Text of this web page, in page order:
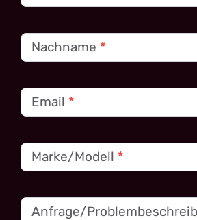
Nachname *
Email *
Marke/Modell *
Anfrage/